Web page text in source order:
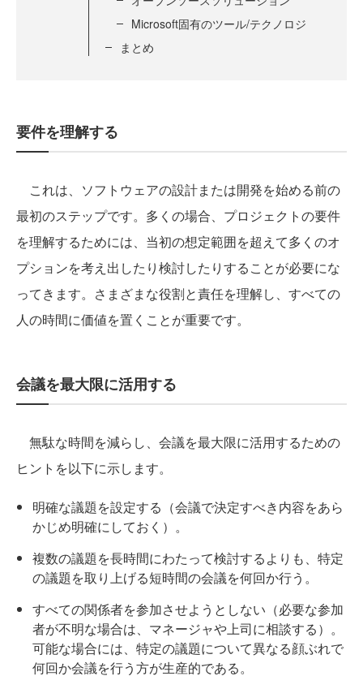
Microsoft固有のツール/テクノロジ
まとめ
要件を理解する
これは、ソフトウェアの設計または開発を始める前の
最初のステップです。多くの場合、プロジェクトの要件
を理解するためには、当初の想定範囲を超えて多くのオ
プションを考え出したり検討したりすることが必要にな
ってきます。さまざまな役割と責任を理解し、すべての
人の時間に価値を置くことが重要です。
会議を最大限に活用する
無駄な時間を減らし、会議を最大限に活用するための
ヒントを以下に示します。
明確な議題を設定する（会議で決定すべき内容をあら
かじめ明確にしておく）。
複数の議題を長時間にわたって検討するよりも、特定
の議題を取り上げる短時間の会議を何回か行う。
すべての関係者を参加させようとしない（必要な参加
者が不明な場合は、マネージャや上司に相談する）。
可能な場合には、特定の議題について異なる顔ぶれで
何回か会議を行う方が生産的である。